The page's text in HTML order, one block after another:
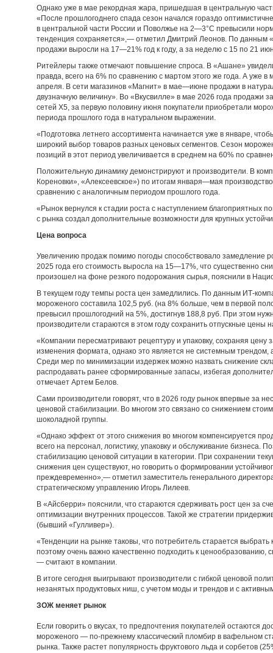
Однако уже в мае рекордная жара, пришедшая в центральную
«После прошлогоднего спада сезон начался гораздо
в центральной части России и Поволжье на 2—3°C превысили
тенденция сохраняется»,— отметил Дмитрий Леонов. По данным
продажи выросли на 17—21% год к году, а за неделю с 15 по 21
Ритейлеры также отмечают повышение спроса. В «Ашане»
правда, всего на 6% по сравнению с мартом этого же года. А уже в
апреля. В сети магазинов «Магнит» в мае—июне продажи в
двузначную величину». Во «Вкусвилле» в мае 2026 года продажи
сетей Х5, за первую половину июня покупатели приобретали
периода прошлого года в натуральном выражении.
«Подготовка летнего ассортимента начинается уже в январе,
широкий выбор товаров разных ценовых сегментов. Сезон
позиций в этот период увеличивается в среднем на 60% по
Положительную динамику демонстрируют и производители. В
Кореновки», «Алексеевское») по итогам января—мая
сравнению с аналогичным периодом прошлого года.
«Рынок вернулся к стадии роста с наступлением благоприятных
с рынка создал дополнительные возможности для крупных
Цена вопроса
Увеличению продаж помимо погоды способствовало замедление
2025 года его стоимость выросла на 15—17%, что существенно
произошел на фоне резкого подорожания сырья, пояснили в
В текущем году темпы роста цен замедлились. По данным ИТ-
мороженого составила 102,5 руб. (на 8% больше, чем в первой
превысил прошлогодний на 5%, достигнув 188,8 руб. При этом
производители стараются в этом году сохранить отпускные цены
«Компании пересматривают рецептуру и упаковку, сохраняя цену
изменения формата, однако это является не системным трендом,
Среди мер по минимизации издержек можно назвать снижение
распродавать ранее сформированные запасы, избегая
отмечает Артем Белов.
Сами производители говорят, что в 2026 году рынок впервые за
ценовой стабилизации. Во многом это связано со снижением
шоколадной группы.
«Однако эффект от этого снижения во многом компенсируется
всего на персонал, логистику, упаковку и обслуживание бизнеса.
стабилизацию ценовой ситуации в категории. При сохранении
снижения цен существуют, но говорить о формировании
преждевременно»,— отметил заместитель генерального
стратегическому управлению Игорь Лилеев.
В «Айсберри» пояснили, что стараются сдерживать рост цен за
оптимизации внутренних процессов. Такой же стратегии
(бывший «Гулливер»).
«Тенденции на рынке таковы, что потребитель старается выбрать
поэтому очень важно качественно подходить к ценообразованию,
— считают в компании.
В итоге сегодня выигрывают производители с гибкой ценовой
незанятых продуктовых ниш, с учетом моды и трендов и с
ЗОЖ меняет рынок
Если говорить о вкусах, то предпочтения покупателей остаются
мороженого — по-прежнему классический пломбир в вафельном
рынка. Также растет популярность фруктового льда и сорбетов